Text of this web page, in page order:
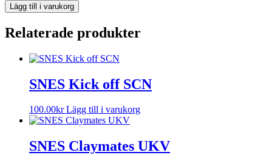
Lägg till i varukorg
Relaterade produkter
SNES Kick off SCN
100.00kr Lägg till i varukorg
SNES Claymates UKV